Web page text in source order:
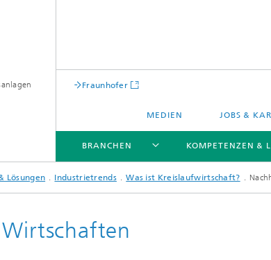
Fraunhofer
MEDIEN JOBS &
BRANCHEN KOMPETENZEN &
Lösungen Industrietrends Was ist Kreislaufwirtschaft?